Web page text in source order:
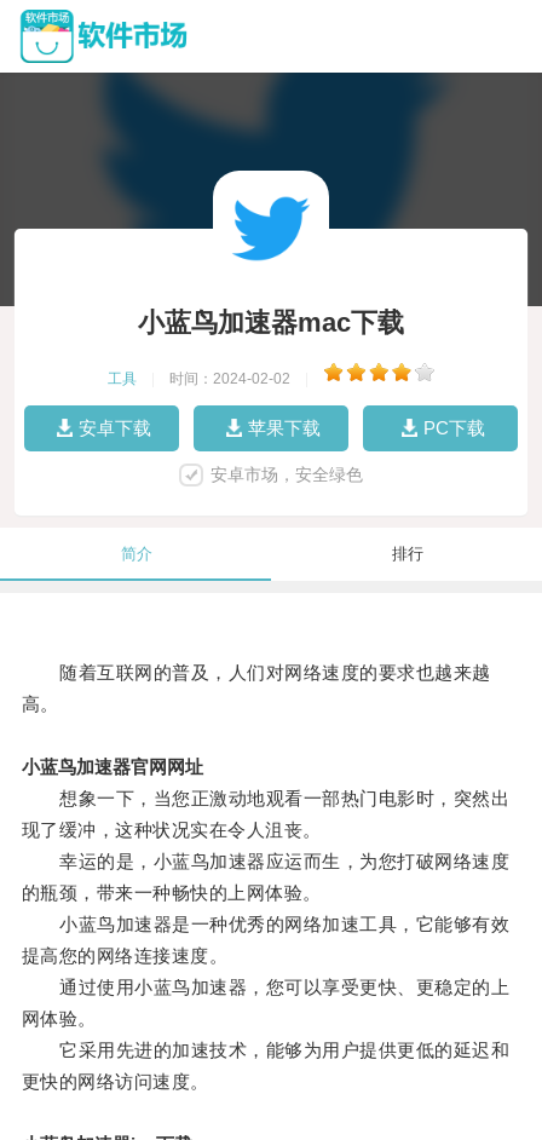
小蓝鸟加速器mac下载
工具 时间：2024-02-02
安卓下载 苹果下载 PC下载
安卓市场，安全绿色
简介 排行
随着互联网的普及，人们对网络速度的要求也越来越
高。
小蓝鸟加速器官网网址
想象一下，当您正激动地观看一部热门电影时，突然出
现了缓冲，这种状况实在令人沮丧。
幸运的是，小蓝鸟加速器应运而生，为您打破网络速度
的瓶颈，带来一种畅快的上网体验。
小蓝鸟加速器是一种优秀的网络加速工具，它能够有效
提高您的网络连接速度。
通过使用小蓝鸟加速器，您可以享受更快、更稳定的上
网体验。
它采用先进的加速技术，能够为用户提供更低的延迟和
更快的网络访问速度。